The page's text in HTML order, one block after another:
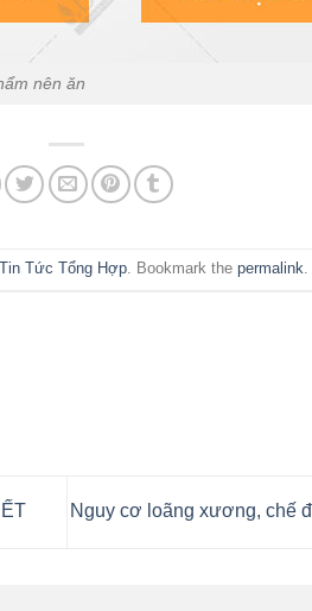
nên ăn
Tin Tức Tổng Hợp. Bookmark the permalink.
Nguy cơ loãng xương, chế